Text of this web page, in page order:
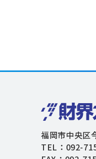
福岡市中央区
TEL：092-